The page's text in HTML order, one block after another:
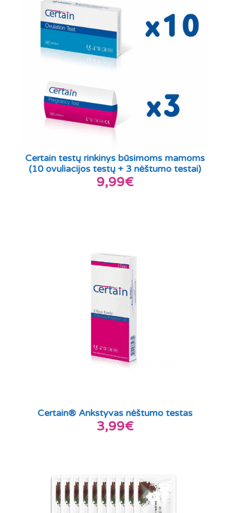
Certain testų rinkinys būsimoms mamoms
(10 ovuliacijos testų + 3 nėštumo testai)
9,99€
Certain® Ankstyvas nėštumo testas
3,99€